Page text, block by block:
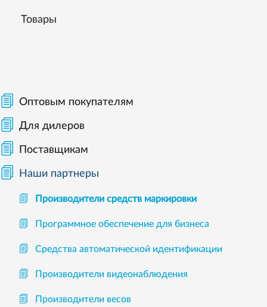
Товары
Оптовым покупателям
Для дилеров
Поставщикам
Наши партнеры
Производители средств маркировки
Программное обеспечение для бизнеса
Средства автоматической идентификации
Производители видеонаблюдения
Производители весов